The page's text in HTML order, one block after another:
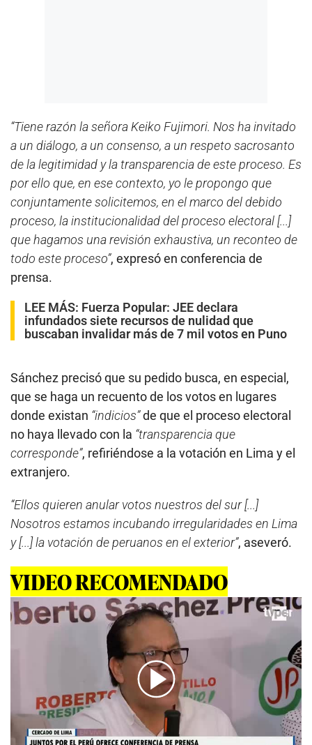
“Tiene razón la señora Keiko Fujimori. Nos ha invitado
a un diálogo, a un consenso, a un respeto sacrosanto
de la legitimidad y la transparencia de este proceso. Es
por ello que, en ese contexto, yo le propongo que
conjuntamente solicitemos, en el marco del debido
proceso, la institucionalidad del proceso electoral [...]
que hagamos una revisión exhaustiva, un reconteo de
todo este proceso”, expresó en conferencia de
prensa.
LEE MÁS: Fuerza Popular: JEE declara
infundados siete recursos de nulidad que
buscaban invalidar más de 7 mil votos en Puno
Sánchez precisó que su pedido busca, en especial,
que se haga un recuento de los votos en lugares
donde existan “indicios”de que el proceso electoral
no haya llevado con la “transparencia que
corresponde”, refiriéndose a la votación en Lima y el
extranjero.
“Ellos quieren anular votos nuestros del sur [...]
Nosotros estamos incubando irregularidades en Lima
y [...] la votación de peruanos en el exterior”, aseveró.
VIDEO RECOMENDADO